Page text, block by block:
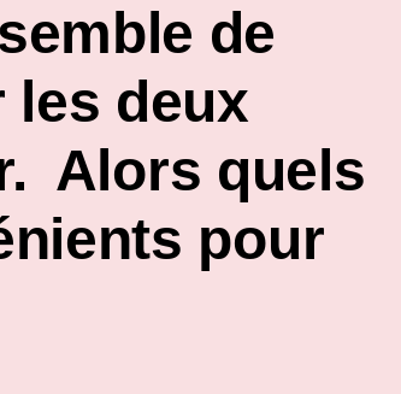
de
les deux
Alors quels
pour